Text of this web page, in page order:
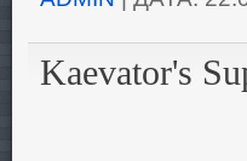
Kaevator's